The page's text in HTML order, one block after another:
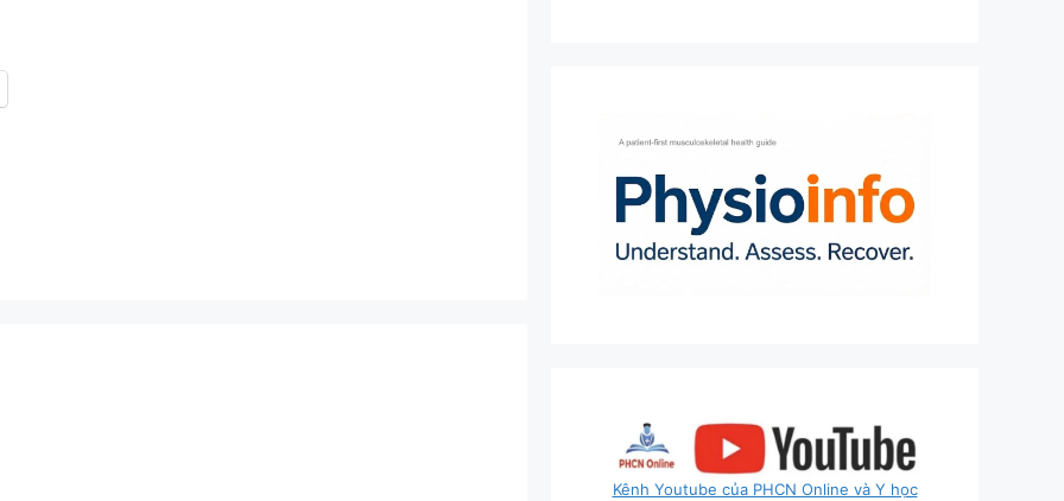
Kênh Youtube của PHCN Online và Y học